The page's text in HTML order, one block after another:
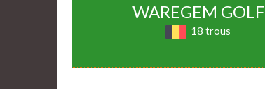
WAREGEM GOLF
18 trous